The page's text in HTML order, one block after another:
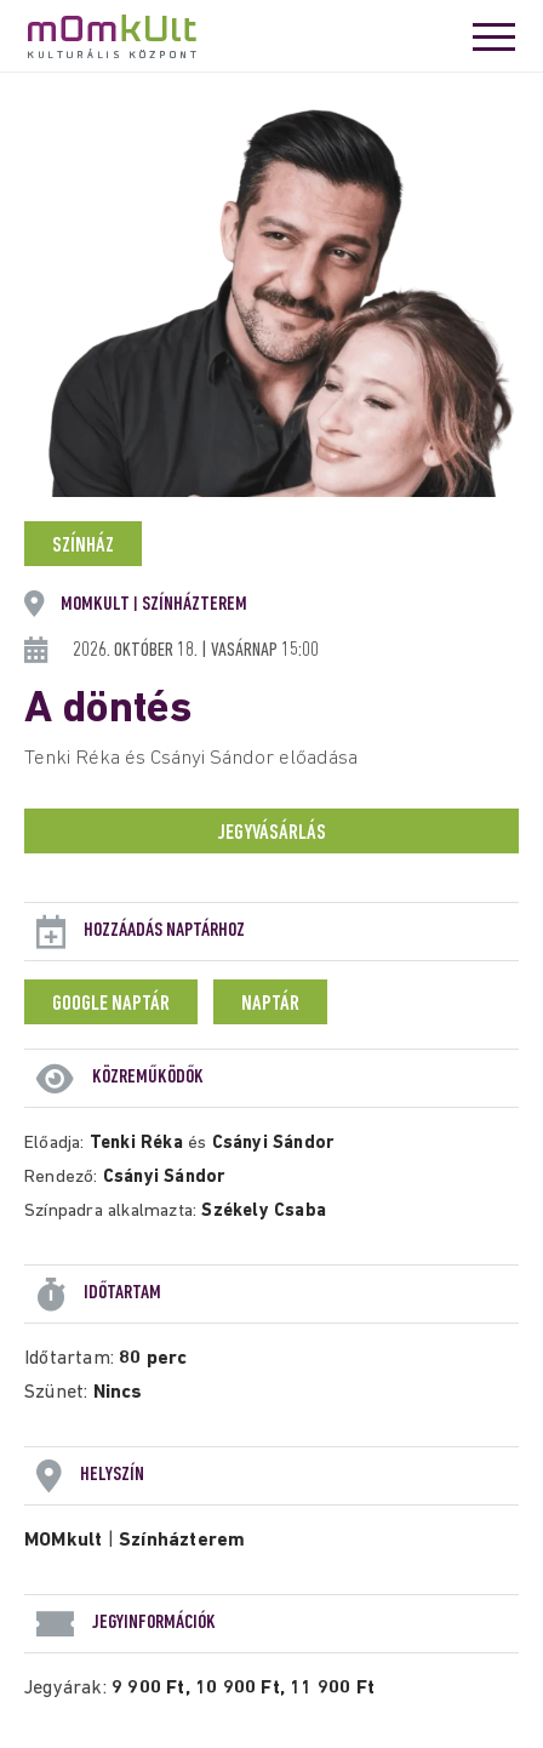
SZÍNHÁZ
MOMKULT SZÍNHÁZTEREM
2026. OKTÓBER 18. | VASÁRNAP 15:00
A döntés
Tenki Réka és Csányi Sándor előadása
JEGYVÁSÁRLÁS
HOZZÁADÁS NAPTÁRHOZ
GOOGLE NAPTÁR NAPTÁR
KÖZREMŰKÖDŐK
Előadja: Tenki Rékaés Csányi Sándor
Rendező: Csányi Sándor
Színpadra alkalmazta:Székely Csaba
IDŐTARTAM
Időtartam: 80 perc
Szünet: Nincs
HELYSZÍN
MOMkult |Színházterem
JEGYINFORMÁCIÓK
Jegyárak: 9 900 Ft, 10 900 Ft, 11 900 Ft